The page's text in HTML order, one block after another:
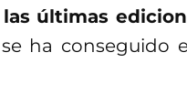
últimas
ha conseguido